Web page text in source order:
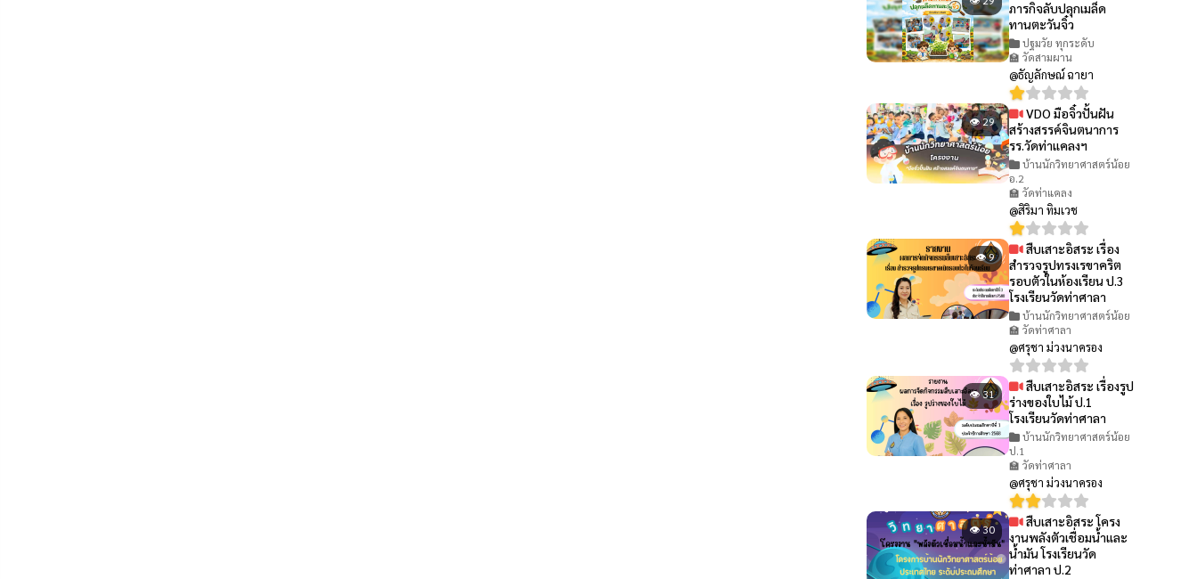
ภารกิจลับปลุกเมล็ด
ทานตะวันจิ๋ว
ปฐมวัย ทุกระดับ
🏫 วัดสามผาน
@ธัญลักษณ์ ฉายา
👁 29
VDO มือจิ๋วปั้นฝัน
สร้างสรรค์จินตนาการ
รร.วัดท่าแคลงฯ
บ้านนักวิทยาศาสตร์น้อย
อ.2
🏫 วัดท่าแคลง
@สิริมา ทิมเวช
👁 9
สืบเสาะอิสระ เรื่อง
สำรวจรูปทรงเรขาคริต
รอบตัวในห้องเรียน ป.3
โรงเรียนวัดท่าศาลา
บ้านนักวิทยาศาสตร์น้อย
🏫 วัดท่าศาลา
@ศรุชา ม่วงนาครอง
👁 31
สืบเสาะอิสระ เรื่องรูป
ร่างของใบไม้ ป.1
โรงเรียนวัดท่าศาลา
บ้านนักวิทยาศาสตร์น้อย
ป.1
🏫 วัดท่าศาลา
@ศรุชา ม่วงนาครอง
👁 30
สืบเสาะอิสระ โครง
งานพลังตัวเชื่อมน้ำและ
น้ำมัน โรงเรียนวัด
ท่าศาลา ป.2